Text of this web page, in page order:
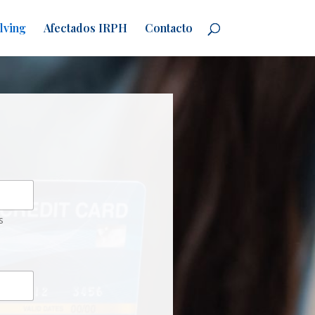
Afectados IRPH Contacto